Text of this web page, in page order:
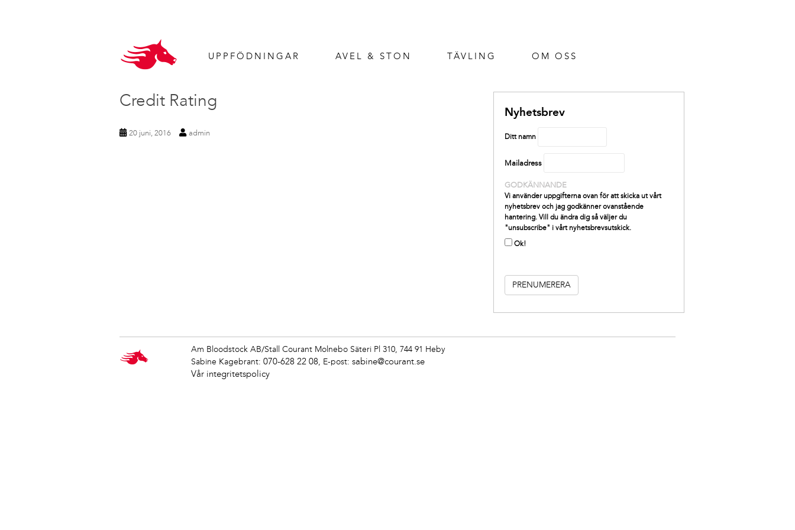
UPPFÖDNINGAR AVEL & STON TÄVLING OM OSS
Credit Rating
20 juni, 2016 admin
Nyhetsbrev
Ditt namn
Mailadress
GODKÄNNANDE
Vi använder uppgifterna ovan för att skicka ut vårt
nyhetsbrev och jag godkänner ovanstående
hantering. Vill du ändra dig så väljer du
"unsubscribe" i vårt nyhetsbrevsutskick.
Ok!
Am Bloodstock AB/Stall Courant Molnebo Säteri Pl 310, 744 91 Heby
Sabine Kagebrant:070-628 22 08, E-post:sabine@courant.se
Vår integritetspolicy